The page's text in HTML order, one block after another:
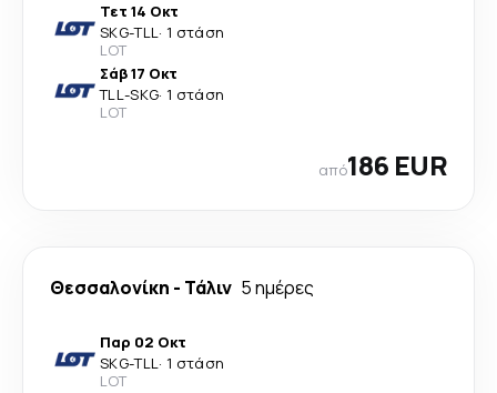
Τετ 14 Οκτ
SKG-TLL· 1 στάση
LOT
Σάβ 17 Οκτ
TLL-SKG· 1 στάση
LOT
από186 EUR
Θεσσαλονίκη - Τάλιν 5 ημέρες
Παρ 02 Οκτ
SKG-TLL· 1 στάση
LOT